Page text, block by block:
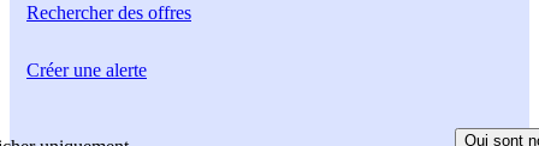
Rechercherdes offres
Qui sont
Créer une alerte